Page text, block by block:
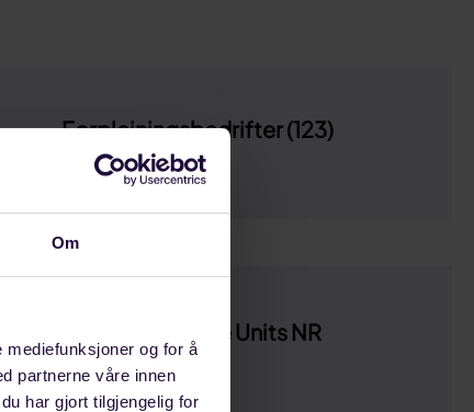
Om
mediefunksjoner og for å
partnerne våre innen
har gjort tilgjengelig for
Forpleiningsbedrifter (123)
2024-2026
Mobile Offshore Units NR